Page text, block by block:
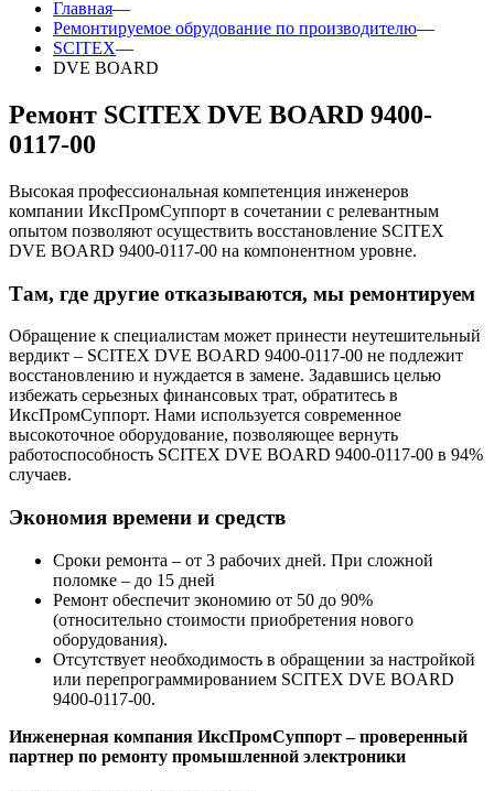
Главная—
Ремонтируемое обрудование по производителю—
SCITEX—
DVE BOARD
Ремонт SCITEX DVE BOARD 9400-
0117-00
Высокая профессиональная компетенция инженеров
компании ИксПромСуппорт в сочетании с релевантным
опытом позволяют осуществить восстановление SCITEX
DVE BOARD 9400-0117-00 на компонентном уровне.
Там, где другие отказываются, мы ремонтируем
Обращение к специалистам может принести неутешительный
вердикт – SCITEX DVE BOARD 9400-0117-00 не подлежит
восстановлению и нуждается в замене. Задавшись целью
избежать серьезных финансовых трат, обратитесь в
ИксПромСуппорт. Нами используется современное
высокоточное оборудование, позволяющее вернуть
работоспособность SCITEX DVE BOARD 9400-0117-00 в 94%
случаев.
Экономия времени и средств
Сроки ремонта – от 3 рабочих дней. При сложной
поломке – до 15 дней
Ремонт обеспечит экономию от 50 до 90%
(относительно стоимости приобретения нового
оборудования).
Отсутствует необходимость в обращении за настройкой
или перепрограммированием SCITEX DVE BOARD
9400-0117-00.
Инженерная компания ИксПромСуппорт – проверенный
партнер по ремонту промышленной электроники